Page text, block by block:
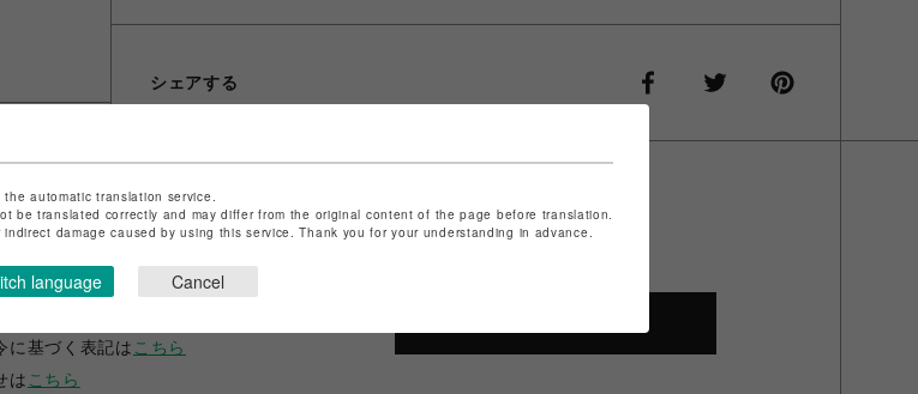
シェアする
ターズ
に基づく表記は こちら
は こちら
automatic translation service.
be translated correctly and may differ from the original content of the page before translation.
damage caused by using this service. Thank you for your understanding in advance.
language Cancel